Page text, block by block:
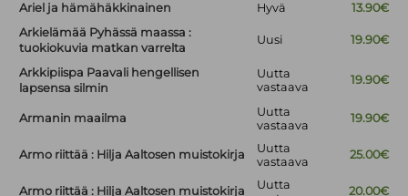
Ariel ja hämähäkkinainen Hyvä
13.90€
Arkielämää Pyhässä maassa :
tuokiokuvia matkan varrelta
Uusi 19.90€
Arkkipiispa Paavali hengellisen
lapsensa silmin
Uutta
vastaava
19.90€
Armanin maailma
Uutta
vastaava
19.90€
Armo riittää : Hilja Aaltosen muistokirja
Uutta
vastaava
25.00€
Armo riittää : Hilja Aaltosen muistokirja
Uutta
20.00€